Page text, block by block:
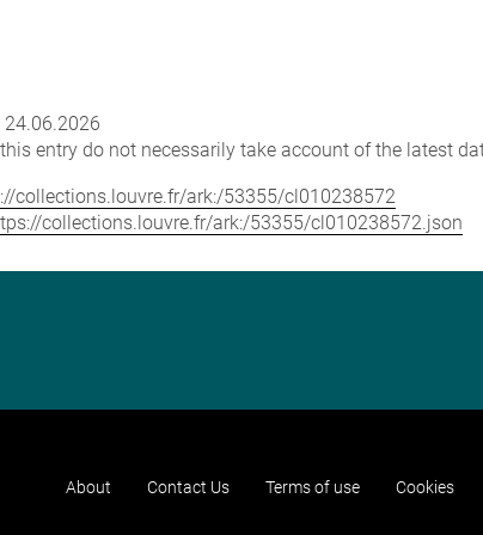
entry do not necessarily take account of the latest
collections.louvre.fr/ark:/53355/cl010238572
collections.louvre.fr/ark:/53355/cl010238572.json
About Contact Us Terms of use Cookies